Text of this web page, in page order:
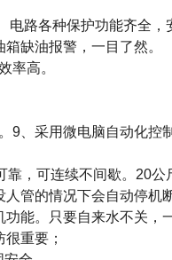
、电路各种保护功能齐全，
箱缺油报警，一目了然。
率高。
9 、采用微电脑自动化
，可连续不间歇。 20公
管的情况下会自动停机
功能。只要自来水不关，
重要；